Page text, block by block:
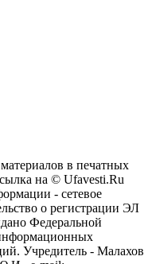
в печатных
на © Ufavesti.Ru
- сетевое
о регистрации ЭЛ
Федеральной
Учредитель - Малахов